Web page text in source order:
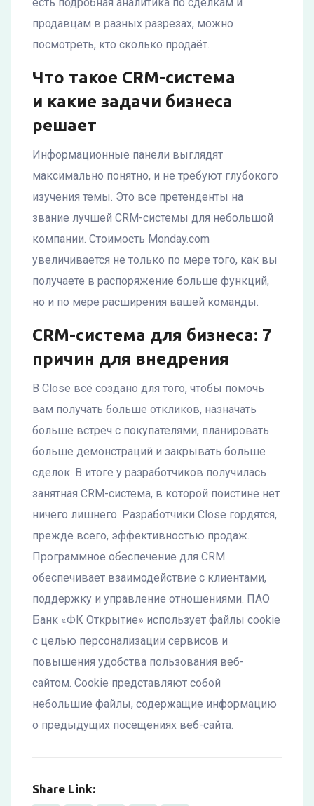
продавцам в разных разрезах, можно
посмотреть, кто сколько продаёт.
Что такое CRM-система
и какие задачи бизнеса
решает
Информационные панели выглядят
максимально понятно, и не требуют глубокого
изучения темы. Это все претенденты на
звание лучшей CRM-системы для небольшой
компании. Стоимость Monday.com
увеличивается не только по мере того, как вы
получаете в распоряжение больше функций,
но и по мере расширения вашей команды.
CRM-система для бизнеса: 7
причин для внедрения
В Close всё создано для того, чтобы помочь
вам получать больше откликов, назначать
больше встреч с покупателями, планировать
больше демонстраций и закрывать больше
сделок. В итоге у разработчиков получилась
занятная CRM-система, в которой поистине нет
ничего лишнего. Разработчики Close гордятся,
прежде всего, эффективностью продаж.
Программное обеспечение для CRM
обеспечивает взаимодействие с клиентами,
поддержку и управление отношениями. ПАО
Банк «ФК Открытие» использует файлы cookie
с целью персонализации сервисов и
повышения удобства пользования веб-
сайтом. Cookie представляют собой
небольшие файлы, содержащие информацию
о предыдущих посещениях веб-сайта.
Share Link: